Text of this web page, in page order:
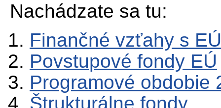
Nachádzate sa tu:
Finančné vzťahy s EÚ
Povstupové fondy EÚ
Programové obdobie
Štrukturálne fondy